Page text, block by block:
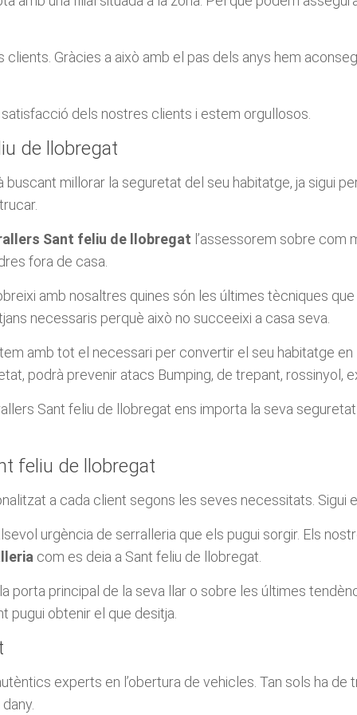
Gràcies a això amb el pas dels anys hem
dels nostres clients i estem orgullosos.
de llobregat
buscant millorar la seguretat del seu habitatge, ja sigui
Sant feliu de llobregat l’assessorem sobre com
fora de casa.
amb nosaltres quines són les últimes tècniques
necessaris perquè això no succeeixi a casa seva.
amb tot el necessari per convertir el seu habitatge
podrà prevenir atacs Bumping, de trepant, rossinyol,
Sant feliu de llobregat ens importa la seva
feliu de llobregat
a cada client segons les seves necessitats. Sigui
urgència de serralleria que els pugui sorgir. Els
com es deia a Sant feliu de llobregat.
porta principal de la seva llar o sobre les últimes
obtenir el que desitja.
experts en l’obertura de vehicles. Tan sols ha